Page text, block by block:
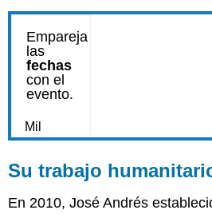
Su trabajo
En 2010, José Andrés